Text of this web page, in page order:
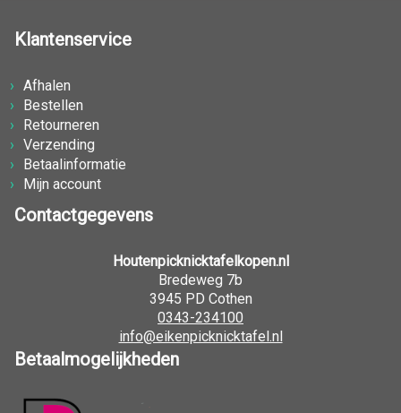
Klantenservice
Afhalen
Bestellen
Retourneren
Verzending
Betaalinformatie
Mijn account
Contactgegevens
Houtenpicknicktafelkopen.nl
Bredeweg 7b
3945 PD Cothen
0343-234100
info@eikenpicknicktafel.nl
Betaalmogelijkheden